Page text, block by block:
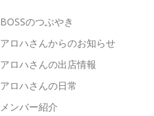
BOSSのつぶやき
アロハさんからのお知らせ
アロハさんの出店情報
アロハさんの日常
メンバー紹介